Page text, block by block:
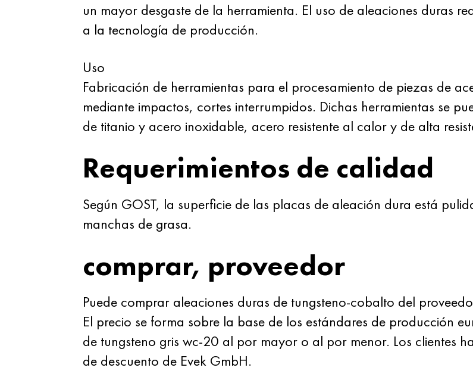
un mayor desgaste de la herramienta. El uso de aleaciones duras
a la tecnología de producción.
Uso
Fabricación de herramientas para el procesamiento de piezas de
mediante impactos, cortes interrumpidos. Dichas herramientas se
de titanio y acero inoxidable, acero resistente al calor y de alta
Requerimientos de calidad
Según GOST, la superficie de las placas de aleación dura está
manchas de grasa.
comprar, proveedor
Puede comprar aleaciones duras de tungsteno-cobalto del
El precio se forma sobre la base de los estándares de producción
de tungsteno gris wc-20 al por mayor o al por menor. Los clientes
de descuento de Evek GmbH.